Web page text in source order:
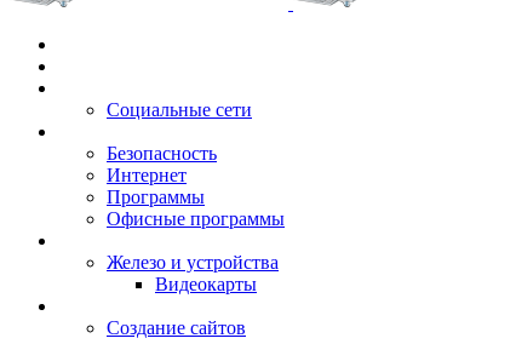
Социальные сети
Безопасность
Интернет
Программы
Офисные программы
Железо и устройства
Видеокарты
Создание сайтов